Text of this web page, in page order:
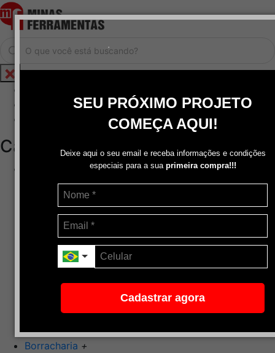
.
SEU PRÓXIMO PROJETO
COMEÇA AQUI!
Deixe aqui o seu email e receba informações e condições
especiais para a sua primeira compra!!!
Cadastrar agora
Cadastrar / Logar
Central de Atendimento
Categorias
Disco de Corte
Disco de Corte e Desbaste-Dupla Aplicação
Disco de Desbaste
Escovas de Aço
Escovas de Latão
Lixas
Pasta Para Assentar Válvula
Pedra de Afiar
Ponta Montada (Oxido de Alumínio)
Rebolos
Borracharia +